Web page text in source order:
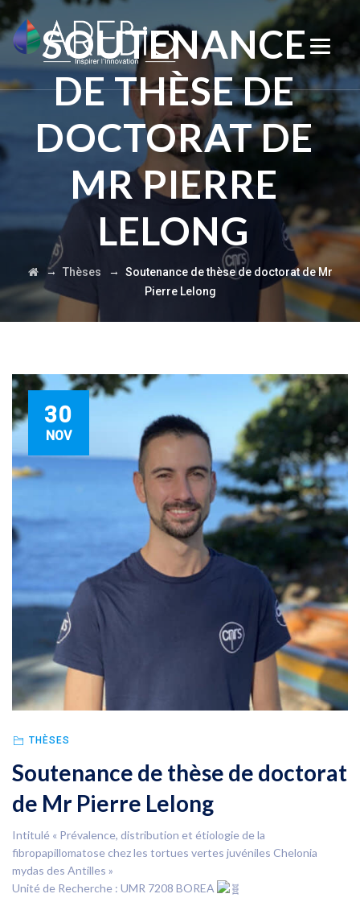
SOUTENANCE
DE THÈSE DE
DOCTORAT DE
MR PIERRE
LELONG
→ Thèses → Soutenance de thèse de doctorat de Mr
Pierre Lelong
30
NOV
THÈSES
Soutenance de thèse de doctorat
de Mr Pierre Lelong
Intitulé « Prévalence, distribution et étiologie de la
fibropapillomatose chez les tortues vertes juvéniles Chelonia
mydas des Antilles »
Unité de Recherche : UMR 7208 BOREA